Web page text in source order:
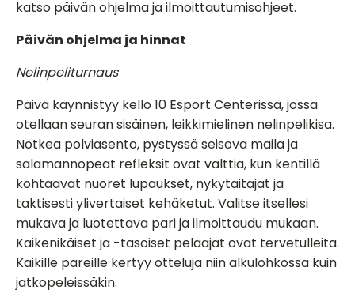
katso päivän ohjelma ja ilmoittautumisohjeet.
Päivän ohjelma ja hinnat
Nelinpeliturnaus
Päivä käynnistyy kello 10 Esport Centerissä, jossa
otellaan seuran sisäinen, leikkimielinen nelinpelikisa.
Notkea polviasento, pystyssä seisova maila ja
salamannopeat refleksit ovat valttia, kun kentillä
kohtaavat nuoret lupaukset, nykytaitajat ja
taktisesti ylivertaiset kehäketut. Valitse itsellesi
mukava ja luotettava pari ja ilmoittaudu mukaan.
Kaikenikäiset ja -tasoiset pelaajat ovat tervetulleita.
Kaikille pareille kertyy otteluja niin alkulohkossa kuin
jatkopeleissäkin.